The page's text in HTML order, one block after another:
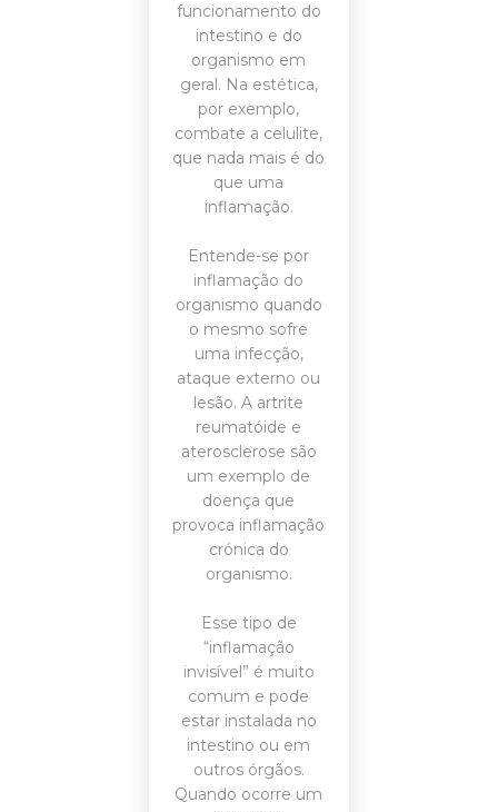
funcionamento do
intestino e do
organismo em
geral. Na estética,
por exemplo,
combate a celulite,
que nada mais é do
que uma
inflamação.
Entende-se por
inflamação do
organismo quando
o mesmo sofre
uma infecção,
ataque externo ou
lesão. A artrite
reumatóide e
aterosclerose são
um exemplo de
doença que
provoca inflamação
crónica do
organismo.
Esse tipo de
“inflamação
invisível” é muito
comum e pode
estar instalada no
intestino ou em
outros órgãos.
Quando ocorre um